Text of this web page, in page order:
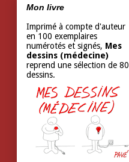
Mon livre
Imprimé à compte d'auteur
en 100 exemplaires
numérotés et signés, Mes
dessins (médecine)
reprend une sélection de 80
dessins.